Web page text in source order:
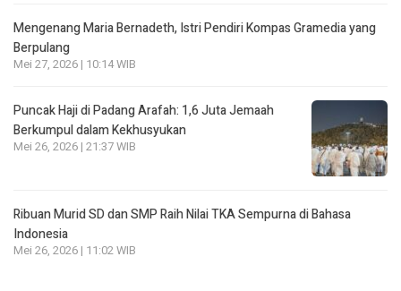
Mengenang Maria Bernadeth, Istri Pendiri Kompas Gramedia yang
Berpulang
Mei 27, 2026 | 10:14 WIB
Puncak Haji di Padang Arafah: 1,6 Juta Jemaah
Berkumpul dalam Kekhusyukan
Mei 26, 2026 | 21:37 WIB
Ribuan Murid SD dan SMP Raih Nilai TKA Sempurna di Bahasa
Indonesia
Mei 26, 2026 | 11:02 WIB